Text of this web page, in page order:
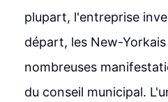
plupart, l'entreprise
départ, les New-
nombreuses
du conseil municipal.